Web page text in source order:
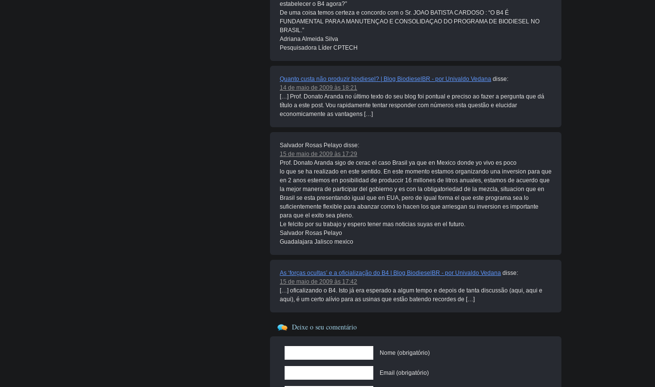
estabelecer o B4 agora?”
De uma coisa temos certeza e concordo com o Sr. JOAO BATISTA CARDOSO : “O B4 É
FUNDAMENTAL PARA A MANUTENÇAO E CONSOLIDAÇAO DO PROGRAMA DE BIODIESEL NO
BRASIL.”
Adriana Almeida Silva
Pesquisadora Líder CPTECH
Quanto custa não produzir biodiesel? | Blog BiodieselBR - por Univaldo Vedana disse:
14 de maio de 2009 às 18:21
[…] Prof. Donato Aranda no último texto do seu blog foi pontual e preciso ao fazer a pergunta que dá
título a este post. Vou rapidamente tentar responder com números esta questão e elucidar
economicamente as vantagens […]
Salvador Rosas Pelayo disse:
15 de maio de 2009 às 17:29
Prof. Donato Aranda sigo de cerac el caso Brasil ya que en Mexico donde yo vivo es poco
lo que se ha realizado en este sentido. En este momento estamos organizando una inversion para que
en 2 anos estemos en posibilidad de produccir 16 millones de litros anuales, estamos de acuerdo que
la mejor manera de participar del gobierno y es con la obligatoriedad de la mezcla, situacion que en
Brasil se esta presentando igual que en EUA, pero de igual forma el que este programa sea lo
suficientemente flexible para abanzar como lo hacen los que arriesgan su inversion es importante
para que el exito sea pleno.
Le felcito por su trabajo y espero tener mas noticias suyas en el futuro.
Salvador Rosas Pelayo
Guadalajara Jalisco mexico
As ‘forças ocultas’ e a oficialização do B4 | Blog BiodieselBR - por Univaldo Vedana disse:
15 de maio de 2009 às 17:42
[…] oficalizando o B4. Isto já era esperado a algum tempo e depois de tanta discussão (aqui, aqui e
aqui), é um certo alívio para as usinas que estão batendo recordes de […]
Deixe o seu comentário
Nome (obrigatório)
Email (obrigatório)